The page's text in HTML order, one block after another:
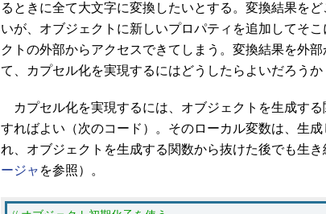
るときに全て大文字に変換したいとする。変換結果を
いが、オブジェクトに新しいプロパティを追加してそ
クトの外部からアクセスできてしまう。変換結果を外
て、カプセル化を実現するにはどうしたらよいだろうか
カプセル化を実現するには、オブジェクトを生成す
すればよい（次のコード）。そのローカル変数は、生
れ、オブジェクトを生成する関数から抜けた後でも生
ージャ を参照）。